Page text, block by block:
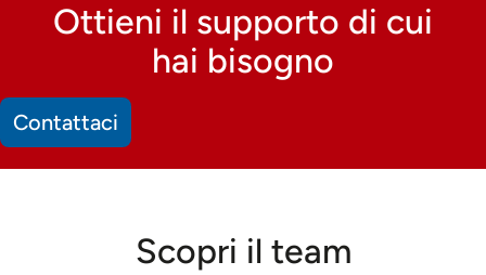
Ottieni il supporto di cui
hai bisogno
Contattaci
Scopri il team